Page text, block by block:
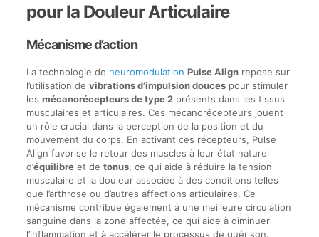
pour la Douleur Articulaire
Mécanisme d’action
La technologie de neuromodulation Pulse Alignrepose sur
l’utilisation de vibrations d’impulsion doucespour stimuler
les mécanorécepteurs de type 2présents dans les tissus
musculaires et articulaires. Ces mécanorécepteurs jouent
un rôle crucial dans la perception de la position et du
mouvement du corps. En activant ces récepteurs, Pulse
Align favorise le retour des muscles à leur état naturel
d’équilibreet de tonus, ce qui aide à réduire la tension
musculaire et la douleur associée à des conditions telles
que l’arthrose ou d’autres affections articulaires. Ce
mécanisme contribue également à une meilleure circulation
sanguine dans la zone affectée, ce qui aide à diminuer
l’inflammation et à accélérer le processus de guérison.